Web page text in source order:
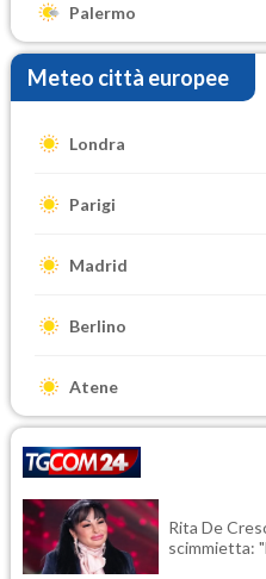
Palermo
Meteo città europee
Londra
Parigi
Madrid
Berlino
Atene
Rita De
scimmietta: